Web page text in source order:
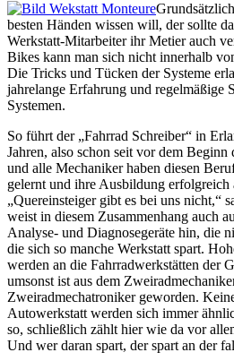
besten Händen wissen will, der sollte
Werkstatt-Mitarbeiter ihr Metier auch
Bikes kann man sich nicht innerhalb
Die Tricks und Tücken der Systeme
jahrelange Erfahrung und regelmäßige
Systemen.
So führt der „Fahrrad Schreiber“ in
Jahren, also schon seit vor dem
und alle Mechaniker haben diesen
gelernt und ihre Ausbildung erfolgreich
„Quereinsteiger gibt es bei uns nicht,“
weist in diesem Zusammenhang auch
Analyse- und Diagnosegeräte hin, die
die sich so manche Werkstatt spart.
werden an die Fahrradwerkstätten der
umsonst ist aus dem
Zweiradmechatroniker geworden.
Autowerkstatt werden sich immer
so, schließlich zählt hier wie da vor
Und wer daran spart, der spart an der